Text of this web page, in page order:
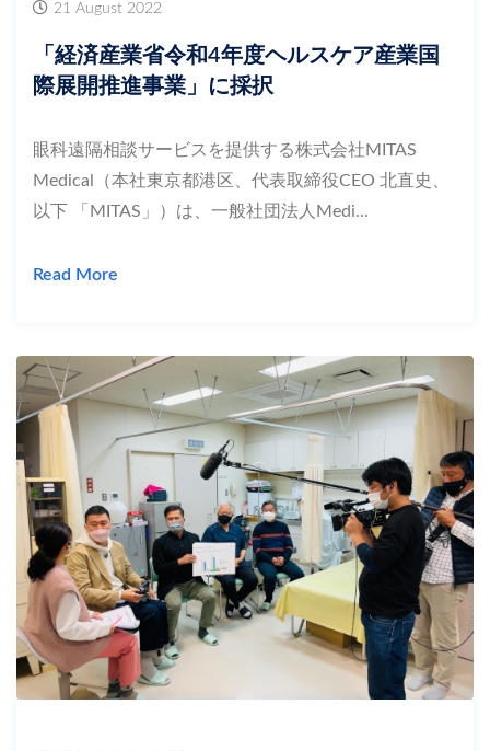
21 August 2022
「経済産業省令和4年度ヘルスケア産業国
際展開推進事業」に採択
眼科遠隔相談サービスを提供する株式会社MITAS
Medical（本社東京都港区、代表取締役CEO 北直史、
以下 「MITAS」）は、⼀般社団法⼈Medi...
Read More